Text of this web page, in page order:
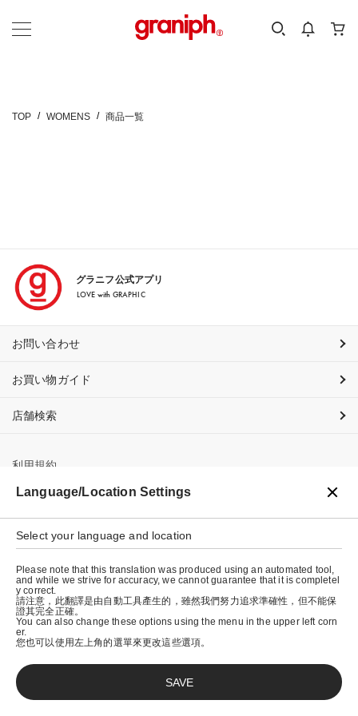
カテゴリーから探す
TOP WOMENS 商品一覧
グラニフ公式アプリ
LOVE with GRAPHIC
お問い合わせ
お買い物ガイド
店舗検索
利用規約
プライバシーポリシー
特定商取引法に基づく表示
会社概要
© graniph inc.
Language/Location Settings
Select your language and location
Please note that this translation was produced using an automated tool,
and while we strive for accuracy, we cannot guarantee that it is completel
y correct.
請注意，此翻譯是由自動工具產生的，雖然我們努力追求準確性，但不能保
證其完全正確。
You can also change these options using the menu in the upper left corn
er.
您也可以使用左上角的選單來更改這些選項。
SAVE